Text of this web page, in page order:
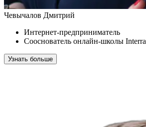
Чевычалов Дмитрий
Интернет-предприниматель
Сооснователь онлайн-школы Interra
Узнать больше